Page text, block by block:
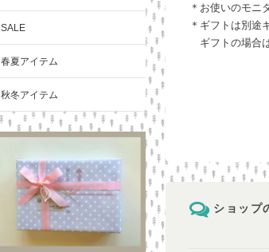
＊お使いのモニ
＊ギフトは別途
ギフトの場合
ショップ
SALE
春夏アイテム
秋冬アイテム